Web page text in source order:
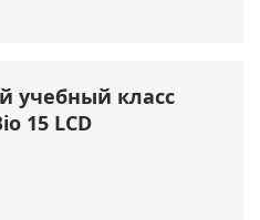
учебный класс
15 LCD